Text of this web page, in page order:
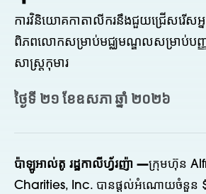
ការវិនិយោគកាតាលីករនឹងជួយជ្រើសរើស
ពិភពលោកសម្រាប់មជ្ឈមណ្ឌលសម្រាប់បញ្ញា
សាស្ត្រកុមារ
ថ្ងៃទី ២១ ខែឧសភា ឆ្នាំ ២០២៦
ប៉ាឡូអាល់តូ រដ្ឋកាលីហ្វ័រញ៉ា —ក្រុមហ៊ុន
Charities, Inc. បានផ្តល់អំណោយចំនួន